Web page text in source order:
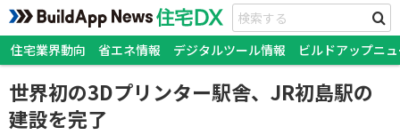
住宅業界動向 省エネ情報 デジタルツール情報 ビルドアップニ
世界初の3Dプリンター駅舎、JR初島駅の
建設を完了